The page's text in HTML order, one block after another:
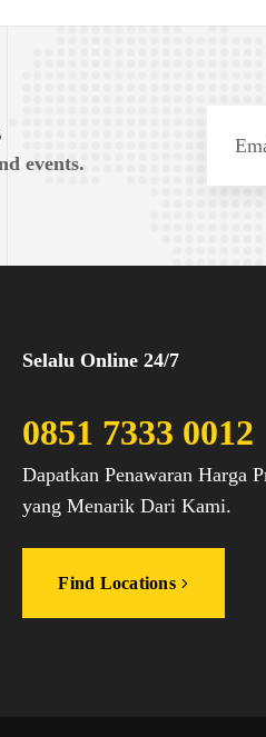
events.
Selalu Online 24/7
0851 7333 0012
Dapatkan Penawaran Harga
yang Menarik Dari Kami.
Find Locations